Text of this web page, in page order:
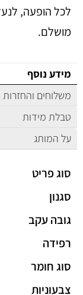
לכל הופעה,
מושלם.
מידע נוסף
משלוחים והחזרות
טבלת מידות
על המותג
סוג פריט
סגנון
גובה עקב
רפידה
סוג חומר
צבעוניות